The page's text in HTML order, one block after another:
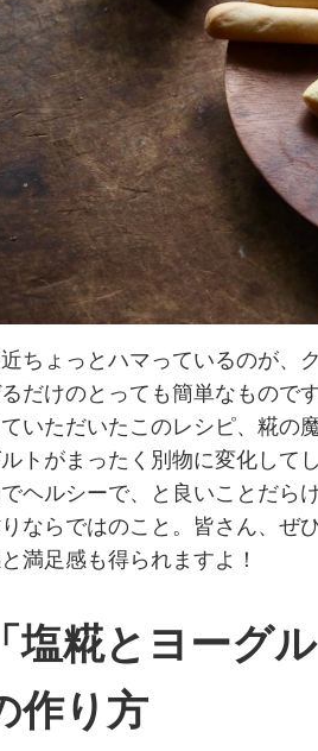
ちょっとハマっているのが、
だけのとっても簡単なもので
ていただいたこのレシピ、糀の
トがまったく別物に変化して
ヘルシーで、と良いことだら
ならではのこと。皆さん、
満足感も得られますよ！
「塩糀とヨーグ
作り方